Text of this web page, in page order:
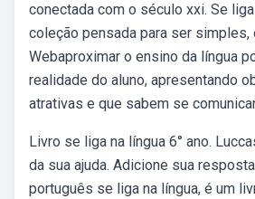
conectada com o século xxi. Se
coleção pensada para ser simples,
Webaproximar o ensino da língua
realidade do aluno, apresentando
atrativas e que sabem se
Livro se liga na língua 6° ano.
da sua ajuda. Adicione sua
português se liga na língua, é um